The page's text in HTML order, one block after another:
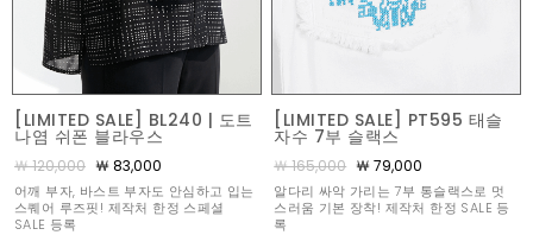
[LIMITED SALE] BL240 | 도트
나염 쉬폰 블라우스
￦ 120,000 ￦ 83,000
어깨 부자, 바스트 부자도 안심하고 입는
스퀘어 루즈핏! 제작처 한정 스페셜
SALE 등록
[LIMITED SALE] PT595 태슬
자수 7부 슬랙스
￦ 165,000 ￦ 79,000
알다리 싸악 가리는 7부 통슬랙스로 멋
스러움 기본 장착! 제작처 한정 SALE 등
록